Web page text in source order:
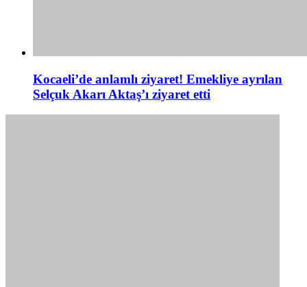
Kocaeli’de anlamlı ziyaret! Emekliye ayrılan
Selçuk Akarı Aktaş’ı ziyaret etti